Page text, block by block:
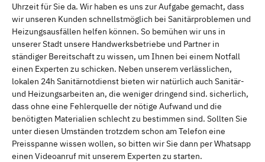
Uhrzeit für Sie da. Wir haben es uns zur Aufgabe gemacht, dass
wir unseren Kunden schnellstmöglich bei Sanitärproblemen und
Heizungsausfällen helfen können. So bemühen wir uns in
unserer Stadt unsere Handwerksbetriebe und Partner in
ständiger Bereitschaft zu wissen, um Ihnen bei einem Notfall
einen Experten zu schicken. Neben unserem verlässlichen,
lokalen 24h Sanitärnotdienst bieten wir natürlich auch Sanitär-
und Heizungsarbeiten an, die weniger dringend sind. sicherlich,
dass ohne eine Fehlerquelle der nötige Aufwand und die
benötigten Materialien schlecht zu bestimmen sind. Sollten Sie
unter diesen Umständen trotzdem schon am Telefon eine
Preisspanne wissen wollen, so bitten wir Sie dann per Whatsapp
einen Videoanruf mit unserem Experten zu starten.